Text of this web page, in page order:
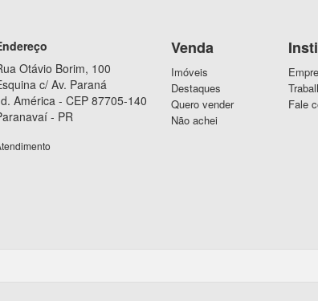
Otávio Borim, 100
c/ Av. Paraná
América - CEP 87705-140
- PR
Venda
Imóveis
Destaques
Quero vender
Não achei
Fale